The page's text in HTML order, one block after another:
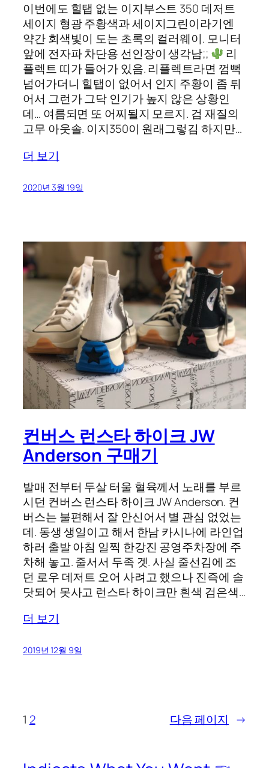
이번에도 힐탭 없는 이지부스트 350 데저트
세이지 형광 주황색과 세이지그린이라기엔
약간 회색빛이 도는 초록의 컬러웨이. 모니터
앞에 전자파 차단용 선인장이 생각남;;
리
플렉트 띠가 들어가 있음. 리플렉트라면 껌뻑
넘어가더니 힐탭이 없어서 인지 주황이 좀 튀
어서 그런가 그닥 인기가 높지 않은 상황인
데… 여름되면 또 어찌될지 모르지. 검 재질의
고무 아웃솔. 이지350이 원래그렇김 하지만…
더 보기
2020년 3월 19일
컨버스 런스타 하이크 JW
Anderson 구매기
발매 전부터 두살 터울 혈육께서 노래를 부르
시던 컨버스 런스타 하이크 JW Anderson. 컨
버스는 불편해서 잘 안신어서 별 관심 없었는
데. 동생 생일이고 해서 한남 카시나에 라인업
하러 출발 아침 일찍 한강진 공영주차장에 주
차해 놓고. 줄서서 두족 겟. 사실 줄선김에 조
던 로우 데저트 오어 사려고 했으나 진즉에 솔
닷되어 못사고 런스타 하이크만 흰색 검은색…
더 보기
2019년 12월 9일
1 2 다음 페이지 →